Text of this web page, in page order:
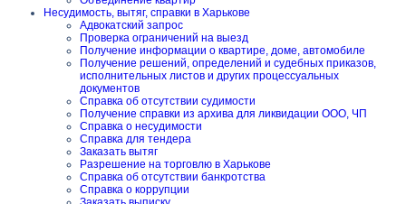
Несудимость, вытяг, справки в Харькове
Адвокатский запрос
Проверка ограничений на выезд
Получение информации о квартире, доме, автомобиле
Получение решений, определений и судебных приказов,
исполнительных листов и других процессуальных
документов
Справка об отсутствии судимости
Получение справки из архива для ликвидации ООО, ЧП
Справка о несудимости
Справка для тендера
Заказать вытяг
Разрешение на торговлю в Харькове
Справка об отсутствии банкротства
Справка о коррупции